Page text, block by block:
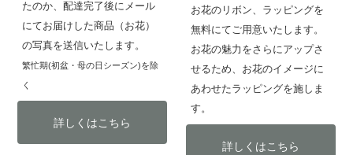
たのか、配達完了後にメール
にてお届けした商品（お花）
の写真を送信いたします。
繁忙期(初盆・母の日シーズン)を除
く
詳しくはこちら
お花のリボン、ラッピングを
無料にてご用意いたします。
お花の魅力をさらにアップさ
せるため、お花のイメージに
あわせたラッピングを施しま
す。
詳しくはこちら